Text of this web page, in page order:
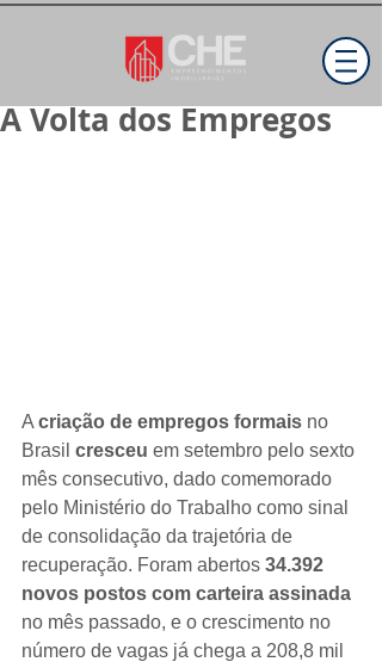
A Volta dos Empregos
A criação de empregos formais no
Brasil cresceu em setembro pelo sexto
mês consecutivo, dado comemorado
pelo Ministério do Trabalho como sinal
de consolidação da trajetória de
recuperação. Foram abertos 34.392
novos postos com carteira assinada
no mês passado, e o crescimento no
número de vagas já chega a 208,8 mil